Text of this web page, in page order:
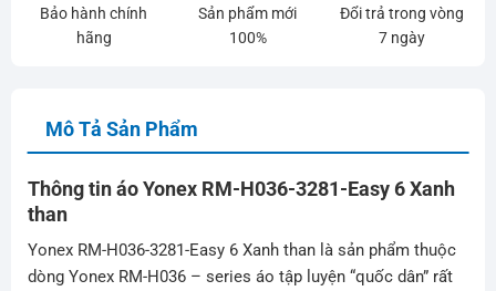
Bảo hành chính
hãng
Sản phẩm mới
100%
Đổi trả trong vòng
7 ngày
Mô Tả Sản Phẩm
Thông tin áo Yonex RM-H036-3281-Easy 6 Xanh
than
Yonex RM-H036-3281-Easy 6 Xanh than là sản phẩm thuộc
dòng Yonex RM-H036 – series áo tập luyện “quốc dân” rất